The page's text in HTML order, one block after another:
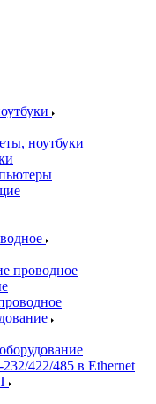
ноутбуки
проводное
422/485 в Ethernet